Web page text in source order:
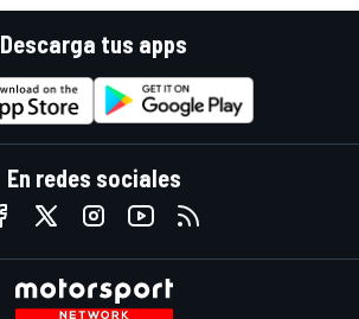
Descarga tus apps
En redes sociales